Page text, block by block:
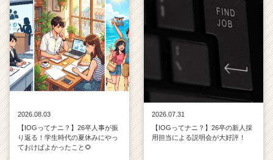
2026.08.03
【IOGってナニ？】26卒人事が振
り返る！学生時代の夏休みにやっ
ておけばよかったこと🌻
2026.07.31
【IOGってナニ？】26卒の新人採
用担当による説明会が大好評！